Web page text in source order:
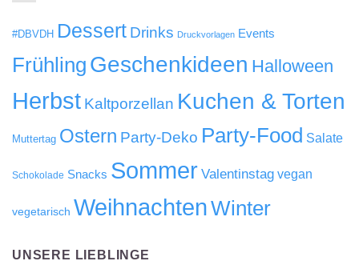
#DBVDH Dessert Drinks Druckvorlagen Events
Frühling Geschenkideen Halloween
Herbst Kaltporzellan Kuchen & Torten
Muttertag Ostern Party-Deko Party-Food Salate
Schokolade Snacks Sommer Valentinstag vegan
vegetarisch WeihnachtenWinter
UNSERE LIEBLINGE